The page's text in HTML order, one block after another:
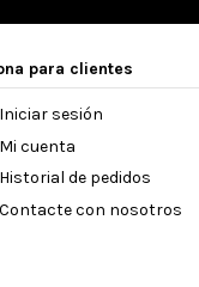
para clientes
Iniciar sesión
Mi cuenta
Historial de pedidos
Contacte con nosotros